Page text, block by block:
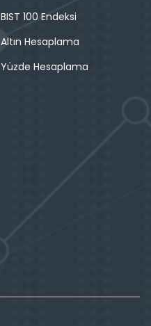
BIST 100 Endeksi
Altın Hesaplama
Yüzde Hesaplama